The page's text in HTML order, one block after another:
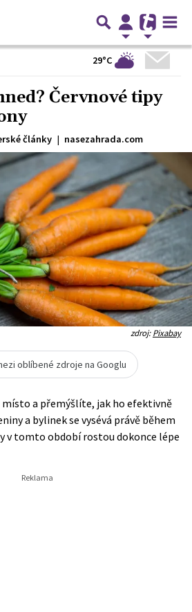
29°C
Červnové tipy
články | nasezahrada.com
zdroj:Pixabay
oblíbené zdroje na Googlu
místo a přemýšlíte, jak ho efektivně
a bylinek se vysévá právě během
v tomto období rostou dokonce lépe